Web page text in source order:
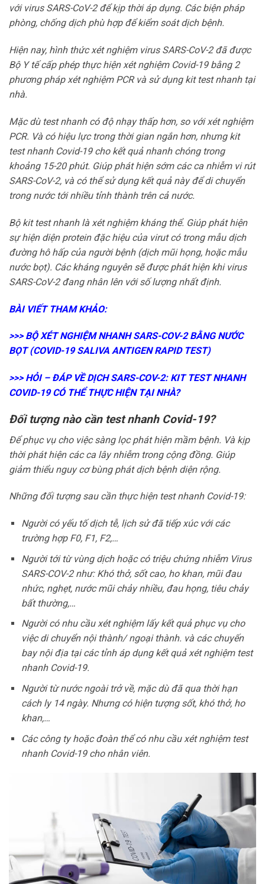
với virus SARS-CoV-2 để kịp thời áp dụng. Các biện pháp
phòng, chống dịch phù hợp để kiểm soát dịch bệnh.
Hiện nay, hình thức xét nghiệm virus SARS-CoV-2 đã được
Bộ Y tế cấp phép thực hiện xét nghiệm Covid-19 bằng 2
phương pháp xét nghiệm PCR và sử dụng kit test nhanh tại
nhà.
Mặc dù test nhanh có độ nhạy thấp hơn, so với xét nghiệm
PCR. Và có hiệu lực trong thời gian ngắn hơn, nhưng kit
test nhanh Covid-19 cho kết quả nhanh chóng trong
khoảng 15-20 phút. Giúp phát hiện sớm các ca nhiễm vi rút
SARS-CoV-2, và có thể sử dụng kết quả này để di chuyển
trong nước tới nhiều tỉnh thành trên cả nước.
Bộ kit test nhanh là xét nghiệm kháng thể. Giúp phát hiện
sự hiện diện protein đặc hiệu của virut có trong mẫu dịch
đường hô hấp của người bệnh (dịch mũi họng, hoặc mẫu
nước bọt). Các kháng nguyên sẽ được phát hiện khi virus
SARS-CoV-2 đang nhân lên với số lượng nhất định.
BÀI VIẾT THAM KHẢO:
>>> BỘ XÉT NGHIỆM NHANH SARS-COV-2 BẰNG NƯỚC
BỌT (COVID-19 SALIVA ANTIGEN RAPID TEST)
>>> HỎI – ĐÁP VỀ DỊCH SARS-COV-2: KIT TEST NHANH
COVID-19 CÓ THỂ THỰC HIỆN TẠI NHÀ?
Đối tượng nào cần test nhanh Covid-19?
Để phục vụ cho việc sàng lọc phát hiện mầm bệnh. Và kịp
thời phát hiện các ca lây nhiễm trong cộng đồng. Giúp
giảm thiểu nguy cơ bùng phát dịch bệnh diện rộng.
Những đối tượng sau cần thực hiện test nhanh Covid-19:
Người có yếu tố dịch tễ, lịch sử đã tiếp xúc với các
trường hợp F0, F1, F2,…
Người tới từ vùng dịch hoặc có triệu chứng nhiễm Virus
SARS-COV-2 như: Khó thở, sốt cao, ho khan, mũi đau
nhức, nghẹt, nước mũi chảy nhiều, đau họng, tiêu chảy
bất thường,…
Người có nhu cầu xét nghiệm lấy kết quả phục vụ cho
việc di chuyển nội thành/ ngoại thành. và các chuyến
bay nội địa tại các tỉnh áp dụng kết quả xét nghiệm test
nhanh Covid-19.
Người từ nước ngoài trở về, mặc dù đã qua thời hạn
cách ly 14 ngày. Nhưng có hiện tượng sốt, khó thở, ho
khan,…
Các công ty hoặc đoàn thể có nhu cầu xét nghiệm test
nhanh Covid-19 cho nhân viên.